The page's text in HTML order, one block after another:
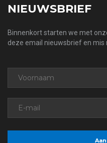
NIEUWSBRIEF
Binnenkort starten we met
deze email nieuwsbrief en mis